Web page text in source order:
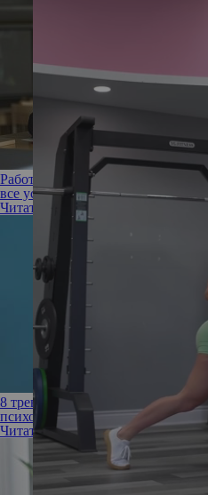
Работа, учеба, личная жизнь:
все успеть
Читать полностью
8 тревожных звоночков
психологов
Читать полностью